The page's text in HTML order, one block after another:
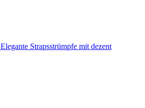
Elegante Strapsstrümpfe mit dezent